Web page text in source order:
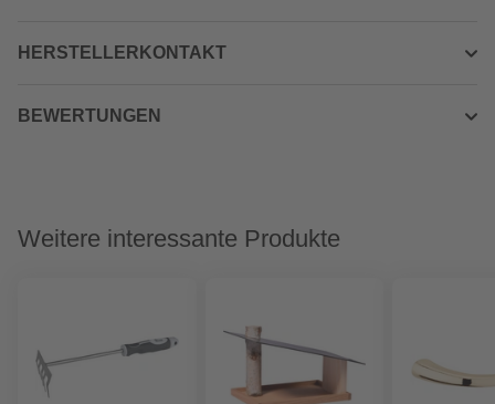
HERSTELLERKONTAKT
BEWERTUNGEN
Weitere interessante Produkte